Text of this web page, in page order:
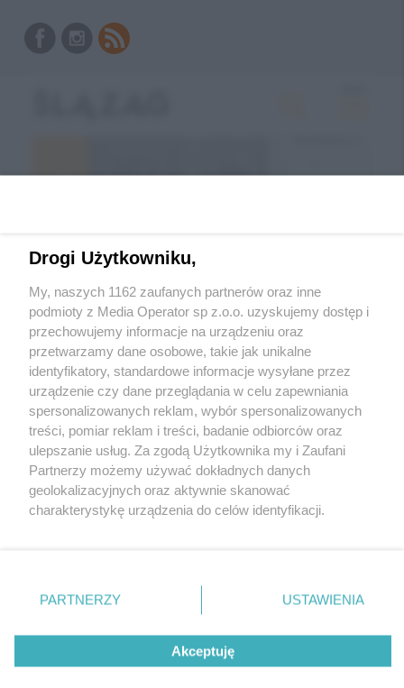
Wróć do strony głównej
ślązag.pl
0%
Drogi Użytkowniku,
My, naszych 1162 zaufanych partnerów oraz inne
podmioty z Media Operator sp z.o.o. uzyskujemy dostęp i
przechowujemy informacje na urządzeniu oraz
przetwarzamy dane osobowe, takie jak unikalne
identyfikatory, standardowe informacje wysyłane przez
urządzenie czy dane przeglądania w celu zapewniania
spersonalizowanych reklam, wybór spersonalizowanych
treści, pomiar reklam i treści, badanie odbiorców oraz
ulepszanie usług. Za zgodą Użytkownika my i Zaufani
Partnerzy możemy używać dokładnych danych
geolokalizacyjnych oraz aktywnie skanować
charakterystykę urządzenia do celów identyfikacji.
zmienić/wycofać klikając przycisk ustawień prywatności
znajdujący się w lewym dolnym rogu strony
rodzaje przetwarzania danych nie wymagają zgody
użytkownika, ale masz prawo sprzeciwić się takiemu
przetwarzaniu. Preferencje będą miały zastosowania tylko
PARTNERZY USTAWIENIA
Akceptuję